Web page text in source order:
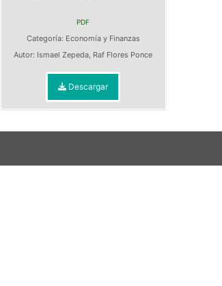
PDF
Categoría: Economía y Finanzas
Autor: Ismael Zepeda, Raf Flores Ponce
Descargar